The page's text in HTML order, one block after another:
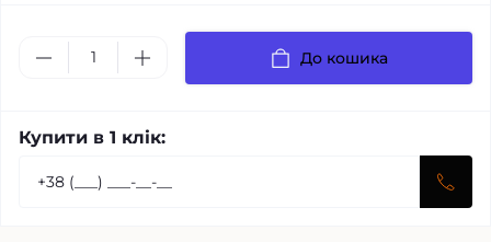
До кошика
Купити в 1 клік: